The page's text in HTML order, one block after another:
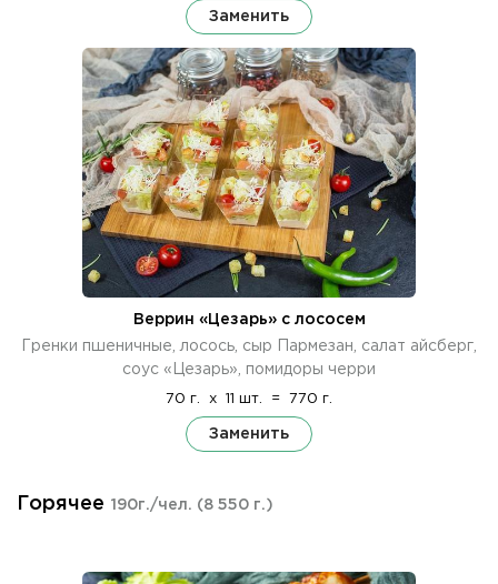
Заменить
Веррин «Цезарь» с лососем
Гренки пшеничные, лосось, сыр Пармезан, салат айсберг,
соус «Цезарь», помидоры черри
70 г. x 11 шт. = 770 г.
Заменить
Горячее 190г./чел. (8 550 г.)